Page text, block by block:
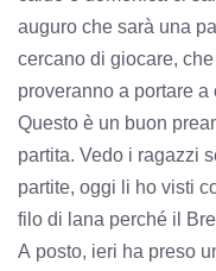
auguro che sarà una
cercano di giocare,
proveranno a portare
Questo è un buon
partita. Vedo i ragazzi
partite, oggi li ho visti
filo di lana perché il
A posto, ieri ha preso